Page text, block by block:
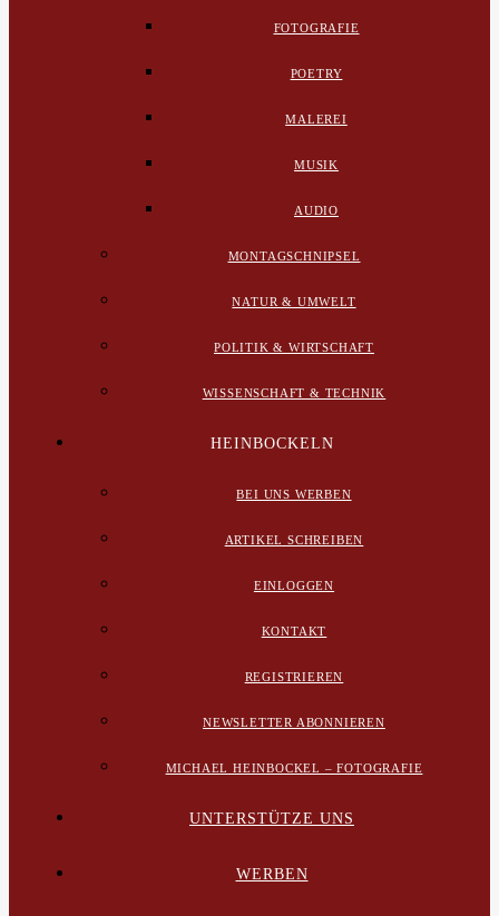
FOTOGRAFIE
POETRY
MALEREI
MUSIK
AUDIO
MONTAGSCHNIPSEL
NATUR & UMWELT
POLITIK & WIRTSCHAFT
WISSENSCHAFT & TECHNIK
HEINBOCKELN
BEI UNS WERBEN
ARTIKEL SCHREIBEN
EINLOGGEN
KONTAKT
REGISTRIEREN
NEWSLETTER ABONNIEREN
MICHAEL HEINBOCKEL – FOTOGRAFIE
UNTERSTÜTZE UNS
WERBEN